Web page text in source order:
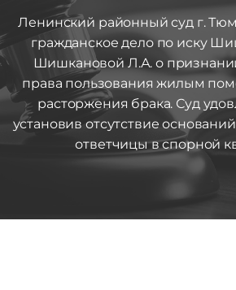
Ленинский районный суд г.
гражданское дело по иску
Шишкановой Л.А. о
права пользования жилым
расторжения брака. Суд
установив отсутствие
ответчицы в спорной